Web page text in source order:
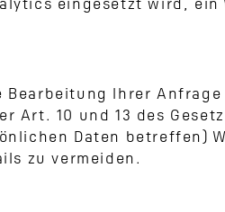
eingesetzt wird, ein
Ihrer
10 und 13 des
Daten betreffen)
zu vermeiden.